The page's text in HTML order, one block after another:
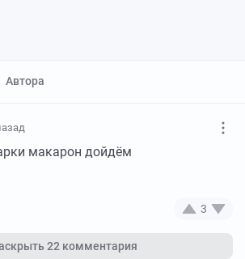
Автора
макарон дойдём
3
22 комментария